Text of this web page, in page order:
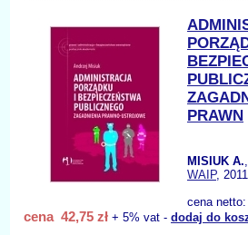
PRAWN
MISIUK A.
WAIP,
cena
cena 42,75 zł + 5% vat - dodaj do